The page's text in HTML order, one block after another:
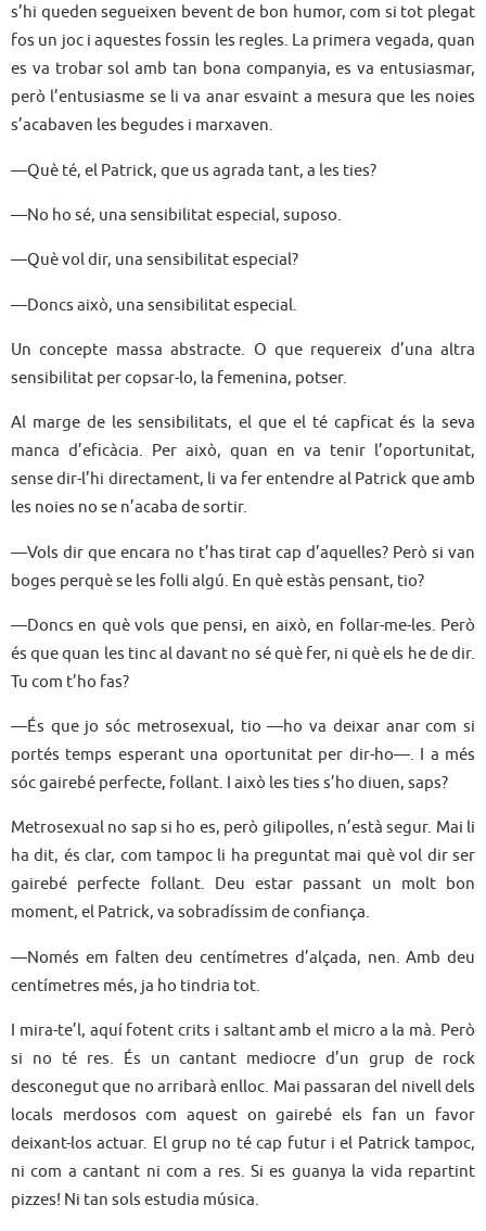
s’hi queden segueixen bevent de bon humor, com si tot plegat
fos un joc i aquestes fossin les regles. La primera vegada, quan
es va trobar sol amb tan bona companyia, es va entusiasmar,
però l’entusiasme se li va anar esvaint a mesura que les noies
s’acabaven les begudes i marxaven.
—Què té, el Patrick, que us agrada tant, a les ties?
—No ho sé, una sensibilitat especial, suposo.
—Què vol dir, una sensibilitat especial?
—Doncs això, una sensibilitat especial.
Un concepte massa abstracte. O que requereix d’una altra
sensibilitat per copsar-lo, la femenina, potser.
Al marge de les sensibilitats, el que el té capficat és la seva
manca d’eficàcia. Per això, quan en va tenir l’oportunitat,
sense dir-l’hi directament, li va fer entendre al Patrick que amb
les noies no se n’acaba de sortir.
—Vols dir que encara no t’has tirat cap d’aquelles? Però si van
boges perquè se les folli algú. En què estàs pensant, tio?
—Doncs en què vols que pensi, en això, en follar-me-les. Però
és que quan les tinc al davant no sé què fer, ni què els he de dir.
Tu com t’ho fas?
—És que jo sóc metrosexual, tio —ho va deixar anar com si
portés temps esperant una oportunitat per dir-ho—. I a més
sóc gairebé perfecte, follant. I això les ties s’ho diuen, saps?
Metrosexual no sap si ho es, però gilipolles, n’està segur. Mai li
ha dit, és clar, com tampoc li ha preguntat mai què vol dir ser
gairebé perfecte follant. Deu estar passant un molt bon
moment, el Patrick, va sobradíssim de confiança.
—Només em falten deu centímetres d’alçada, nen. Amb deu
centímetres més, ja ho tindria tot.
I mira-te’l, aquí fotent crits i saltant amb el micro a la mà. Però
si no té res. És un cantant mediocre d’un grup de rock
desconegut que no arribarà enlloc. Mai passaran del nivell dels
locals merdosos com aquest on gairebé els fan un favor
deixant-los actuar. El grup no té cap futur i el Patrick tampoc,
ni com a cantant ni com a res. Si es guanya la vida repartint
pizzes! Ni tan sols estudia música.